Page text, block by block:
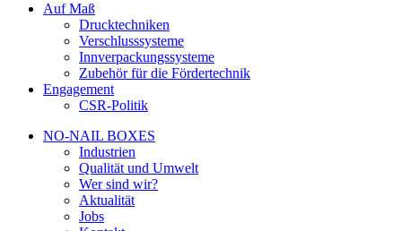
Auf Maß
Drucktechniken
Verschlusssysteme
Innverpackungssysteme
Zubehör für die Fördertechnik
Engagement
CSR-Politik
NO-NAIL BOXES
Industrien
Qualität und Umwelt
Wer sind wir?
Aktualität
Jobs